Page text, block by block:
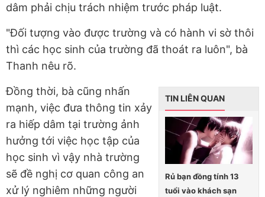
dâm phải chịu trách nhiệm trước pháp luật.
"Đối tượng vào được trường và có hành vi sờ thôi
thì các học sinh của trường đã thoát ra luôn", bà
Thanh nêu rõ.
TIN LIÊN QUAN
Rủ bạn đồng tính 13
tuổi vào khách sạn
Đồng thời, bà cũng nhấn
mạnh, việc đưa thông tin xảy
ra hiếp dâm tại trường ảnh
hưởng tới việc học tập của
học sinh vì vậy nhà trường
sẽ đề nghị cơ quan công an
xử lý nghiêm những người